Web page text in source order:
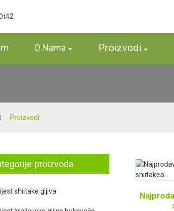
O Nama Proizvodi
Proizvodi
proizvoda
shiitake gljiva